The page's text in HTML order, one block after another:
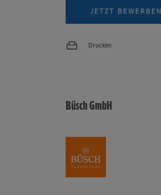
JETZT BEWERBEN
Drucken
Büsch GmbH